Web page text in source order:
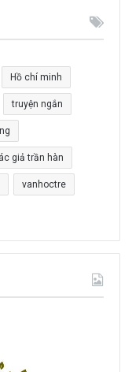
h
o
:
Hồ chí minh
truyện ngắn
giả trần hàn
vanhoctre